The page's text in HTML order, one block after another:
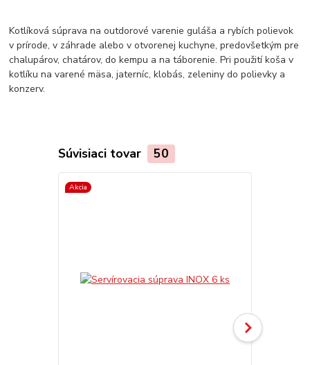
Kotlíková súprava na outdorové varenie guláša a rybích polievok
v prírode, v záhrade alebo v otvorenej kuchyne, predovšetkým pre
chalupárov, chatárov, do kempu a na táborenie. Pri použití koša v
kotlíku na varené mäsa, jaterníc, klobás, zeleniny do polievky a
konzerv.
Súvisiaci tovar 50
Akcia